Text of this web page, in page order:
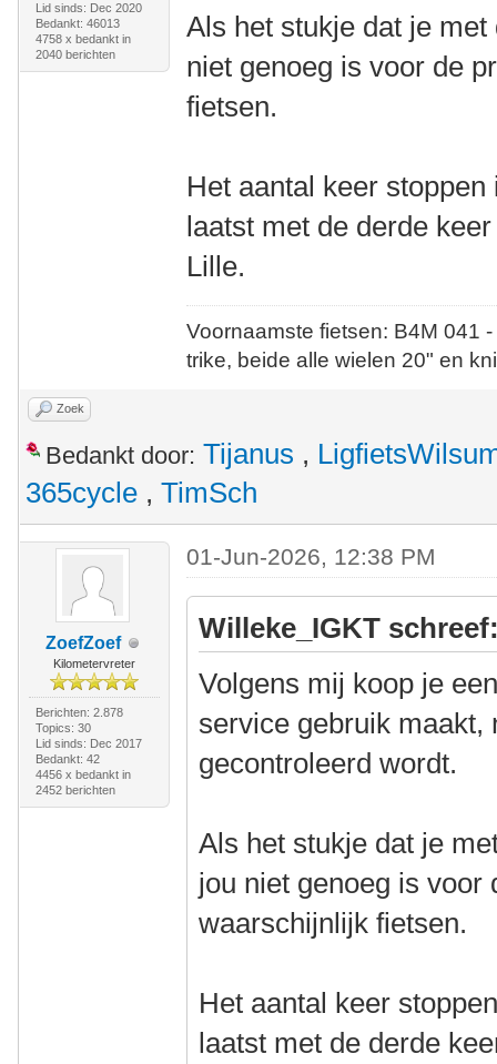
Lid sinds: Dec 2020
Bedankt: 46013
4758 x bedankt in
2040 berichten
Als het stukje dat je
niet genoeg is voor de
fietsen.
Het aantal keer
laatst met de derde
Lille.
Voornaamste fietsen: B4M
trike, beide alle wielen 20" en
Zoek
Bedankt door: Tijanus ,
365cycle , TimSch
ZoefZoef
Kilometervreter
Berichten: 2.878
Topics: 30
Lid sinds: Dec 2017
Bedankt: 42
4456 x bedankt in
2452 berichten
01-Jun-2026, 12:38 PM
Willeke_IGKT
Volgens mij koop je
service gebruik maakt,
gecontroleerd wordt.
Als het stukje dat je
jou niet genoeg is voor
waarschijnlijk fietsen.
Het aantal keer
laatst met de derde